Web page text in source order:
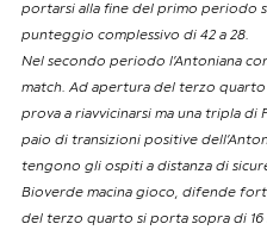
portarsi alla fine del primo periodo
punteggio complessivo di 42 a 28.
Nel secondo periodo l’Antoniana
match. Ad apertura del terzo quarto
prova a riavvicinarsi ma una tripla di
paio di transizioni positive
tengono gli ospiti a distanza di
Bioverde macina gioco, difende
del terzo quarto si porta sopra di 16